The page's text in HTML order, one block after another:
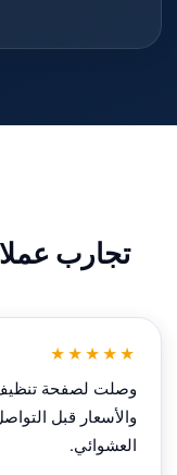
تجارب
★★★★★
وصلت لصفحة
والأسعار قبل
العشوائي.